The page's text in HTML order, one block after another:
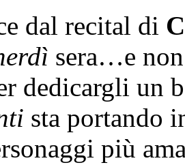
dal recital di
sera…e non
dedicargli un
sta portando
più